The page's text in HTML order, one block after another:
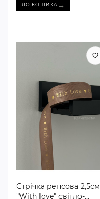
ДО КОШИКА →
Стрічка репсова 2,5см
"With love" світло-